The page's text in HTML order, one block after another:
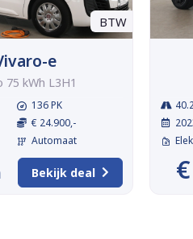
BTW
e
75 kWh L3H1
136 PK
€ 24.900,-
Automaat
Bekijk deal